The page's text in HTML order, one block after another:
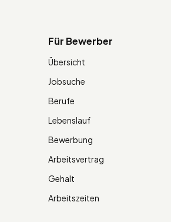
Für Bewerber
Übersicht
Jobsuche
Berufe
Lebenslauf
Bewerbung
Arbeitsvertrag
Gehalt
Arbeitszeiten